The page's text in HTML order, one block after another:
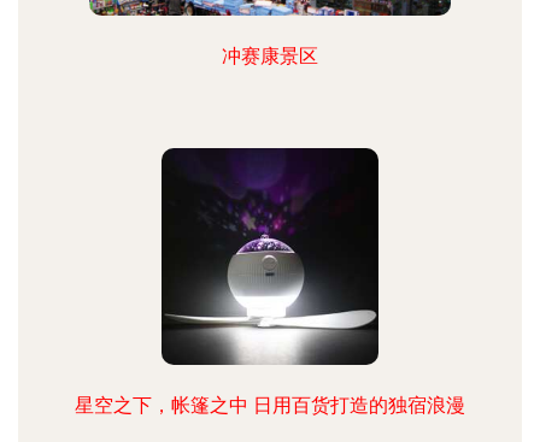
冲赛康景区
星空之下，帐篷之中 日用百货打造的独宿浪漫